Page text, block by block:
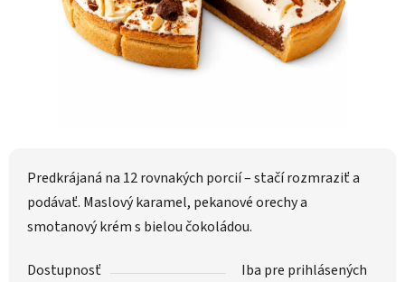
Predkrájaná na 12 rovnakých porcií – stačí rozmraziť a
podávať. Maslový karamel, pekanové orechy a
smotanový krém s bielou čokoládou.
Dostupnosť
Iba pre prihlásených